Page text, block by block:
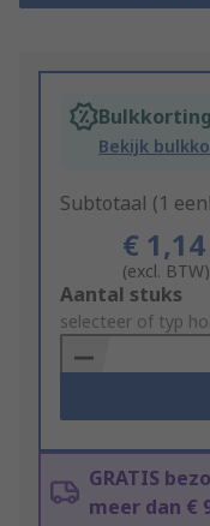
Bekijk
Subtotaal (1
€ 1,14
(excl. BTW)
Add
to
Basket
Aantal stuks
selecteer of typ
GRATIS
meer dan €